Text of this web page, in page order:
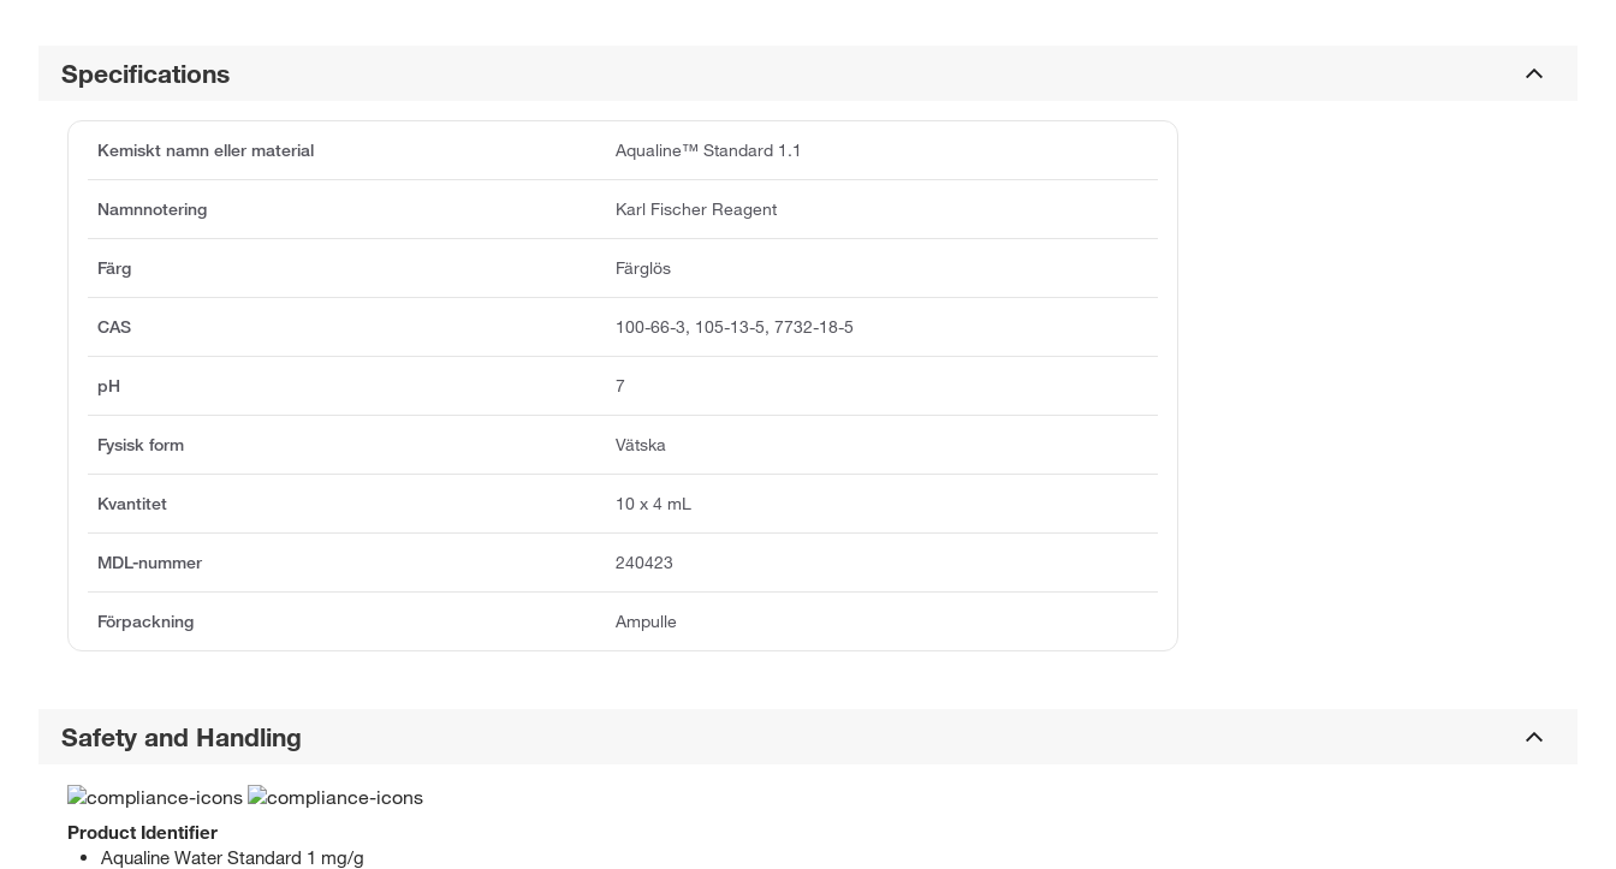
Specifications
Kemiskt namn eller material Aqualine™ Standard 1.1
Namnnotering Karl Fischer Reagent
Färg Färglös
CAS 100-66-3, 105-13-5, 7732-18-5
pH 7
Fysisk form Vätska
Kvantitet 10 x 4 mL
MDL-nummer 240423
Förpackning Ampulle
Safety and Handling
Product Identifier
Aqualine Water Standard 1 mg/g